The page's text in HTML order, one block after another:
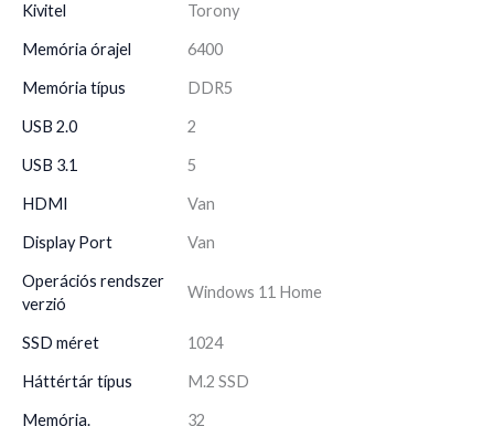
Kivitel Torony
Memória órajel 6400
Memória típus DDR5
USB 2.0 2
USB 3.1 5
HDMI Van
Display Port Van
Operációs rendszer
verzió
Windows 11 Home
SSD méret 1024
Háttértár típus M.2 SSD
Memória. 32